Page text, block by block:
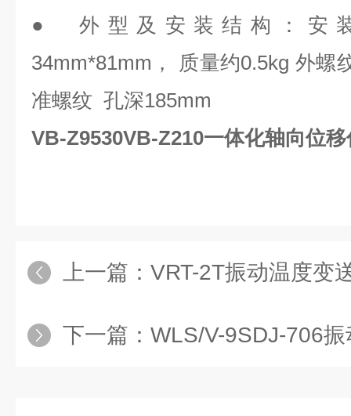
● 外型及安装结构：安
34mm*81mm， 质量约0.5kg 外螺
准螺纹 孔深185mm
VB-Z9530VB-Z210一体化轴向位
上一篇： VRT-2T振动温度变
下一篇： WLS/V-9SDJ-706